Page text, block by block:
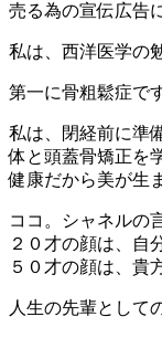
売る為の宣伝広告
私は、西洋医学の
第一に骨粗鬆症で
私は、閉経前に準
体と頭蓋骨矯正を
健康だから美が生
ココ。シャネルの
２０才の顔は、自
５０才の顔は、貴
人生の先輩として